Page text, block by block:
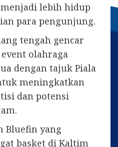
lebih hidup
para pengunjung.
tengah gencar
olahraga
dengan tajuk Piala
meningkatkan
dan potensi
Bluefin yang
basket di Kaltim